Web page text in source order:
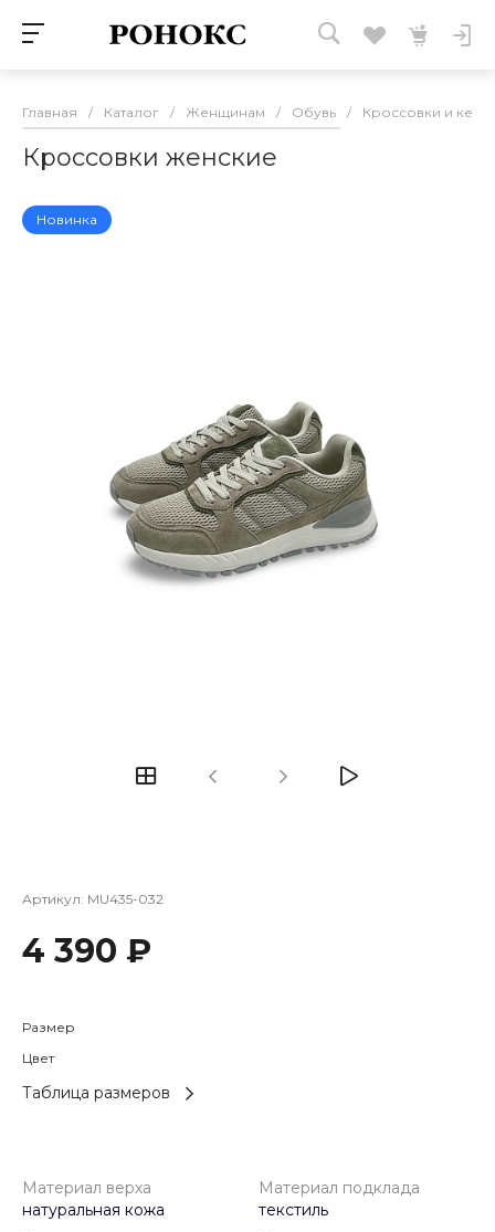
Главная / Каталог / Женщинам / Обувь / Кроссовки и кеды
Кроссовки женские
Новинка
Артикул: MU435-032
4 390 ₽
Размер
Цвет
Таблица размеров
Материал верха
натуральная кожа
Материал подклада
текстиль